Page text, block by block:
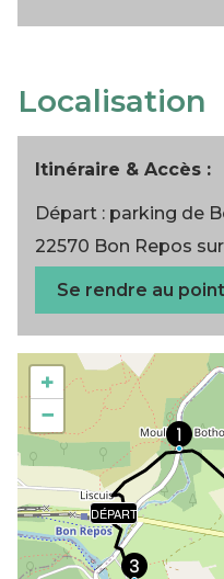
Localisation
Itinéraire & Accès :
Départ : parking de
22570 Bon Repos
Se rendre au
DÉPART
+
−